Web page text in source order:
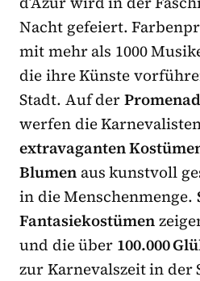
Nacht gefeiert.
mit mehr als 1000
die ihre Künste
Stadt. Auf der
werfen die
extravaganten
Blumen aus kunstvoll
in die Menschenmenge.
Fantasiekostümen
und die über 100.000
zur Karnevalszeit in der